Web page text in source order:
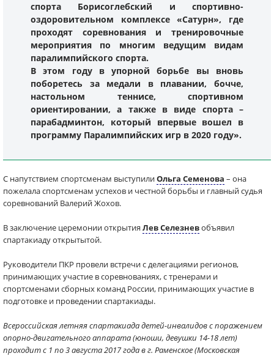
спорта Борисоглебский и спортивно-
оздоровительном комплексе «Сатурн», где
проходят соревнования и тренировочные
мероприятия по многим ведущим видам
паралимпийского спорта.
В этом году в упорной борьбе вы вновь
поборетесь за медали в плавании, бочче,
настольном теннисе, спортивном
ориентировании, а также в виде спорта –
парабадминтон, который впервые вошел в
программу Паралимпийских игр в 2020 году».
С напутствием спортсменам выступилиОльга Семенова – она
пожелала спортсменам успехов и честной борьбы и главный судья
соревнований Валерий Жохов.
В заключение церемонии открытия Лев Селезневобъявил
спартакиаду открытытой.
Руководители ПКР провели встречи с делегациями регионов,
принимающих участие в соревнованиях, с тренерами и
спортсменами сборных команд России, принимающих участие в
подготовке и проведении спартакиады.
Всероссийская летняя спартакиада детей-инвалидов с поражением
опорно-двигательного аппарата (юноши, девушки 14-18 лет)
проходит с 1 по 3 августа 2017 года в г. Раменское (Московская